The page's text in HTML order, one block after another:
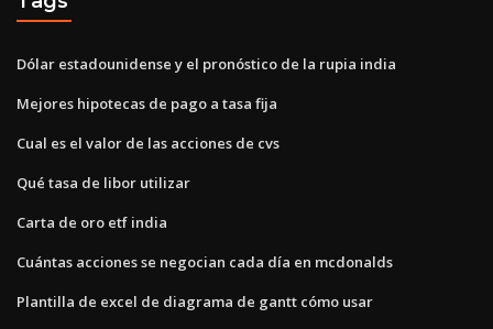
Dólar estadounidense y el pronóstico de la rupia india
Mejores hipotecas de pago a tasa fija
Cual es el valor de las acciones de cvs
Qué tasa de libor utilizar
Carta de oro etf india
Cuántas acciones se negocian cada día en mcdonalds
Plantilla de excel de diagrama de gantt cómo usar